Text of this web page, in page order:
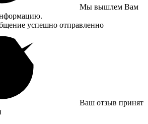
Мы вышлем Вам
успешно отправленно
Ваш отзыв принят